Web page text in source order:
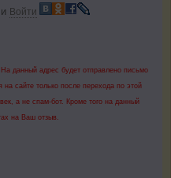
Войти
данный адрес будет отправлено письмо
сайте только после перехода по этой
а не спам-бот. Кроме того на данный
на Ваш отзыв.